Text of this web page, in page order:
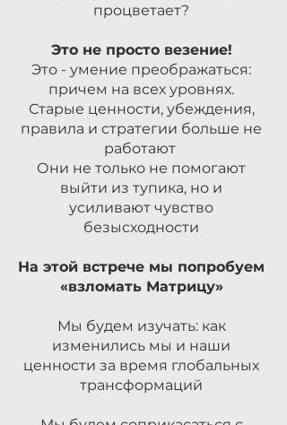
процветает?
Это не просто везение!
Это - умение преображаться:
причем на всех уровнях.
Старые ценности, убеждения,
правила и стратегии больше не
работают
Они не только не помогают
выйти из тупика, но и
усиливают чувство
безысходности
На этой встрече мы попробуем
«взломать Матрицу»
Мы будем изучать: как
изменились мы и наши
ценности за время глобальных
трансформаций